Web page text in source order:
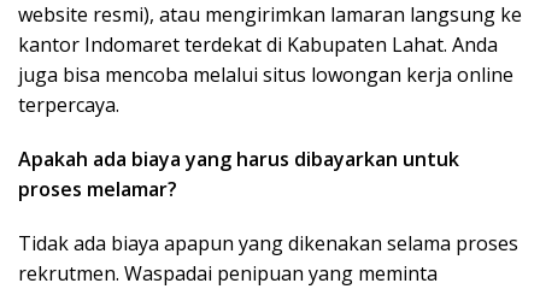
website resmi), atau mengirimkan lamaran langsung ke
kantor Indomaret terdekat di Kabupaten Lahat. Anda
juga bisa mencoba melalui situs lowongan kerja online
terpercaya.
Apakah ada biaya yang harus dibayarkan untuk
proses melamar?
Tidak ada biaya apapun yang dikenakan selama proses
rekrutmen. Waspadai penipuan yang meminta